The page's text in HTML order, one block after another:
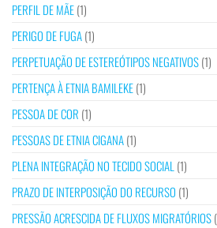
PERFIL DE MÃE(1)
PERIGO DE FUGA(1)
PERPETUAÇÃO DE ESTEREÓTIPOS NEGATIVOS(1)
PERTENÇA À ETNIA BAMILEKE(1)
PESSOA DE COR (1)
PESSOAS DE ETNIA CIGANA(1)
PLENA INTEGRAÇÃO NO TECIDO SOCIAL (1)
PRAZO DE INTERPOSIÇÃO DO RECURSO (1)
PRESSÃO ACRESCIDA DE FLUXOS MIGRATÓRIOS